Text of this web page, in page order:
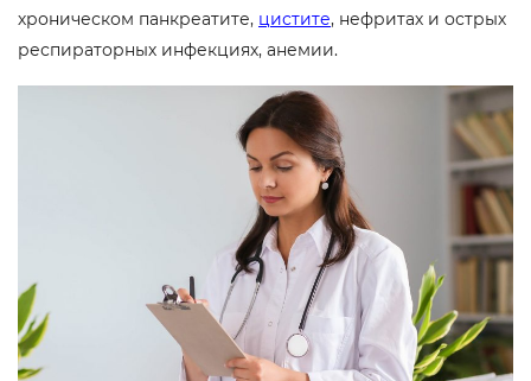
хроническом панкреатите, цистите, нефритах и острых
респираторных инфекциях, анемии.